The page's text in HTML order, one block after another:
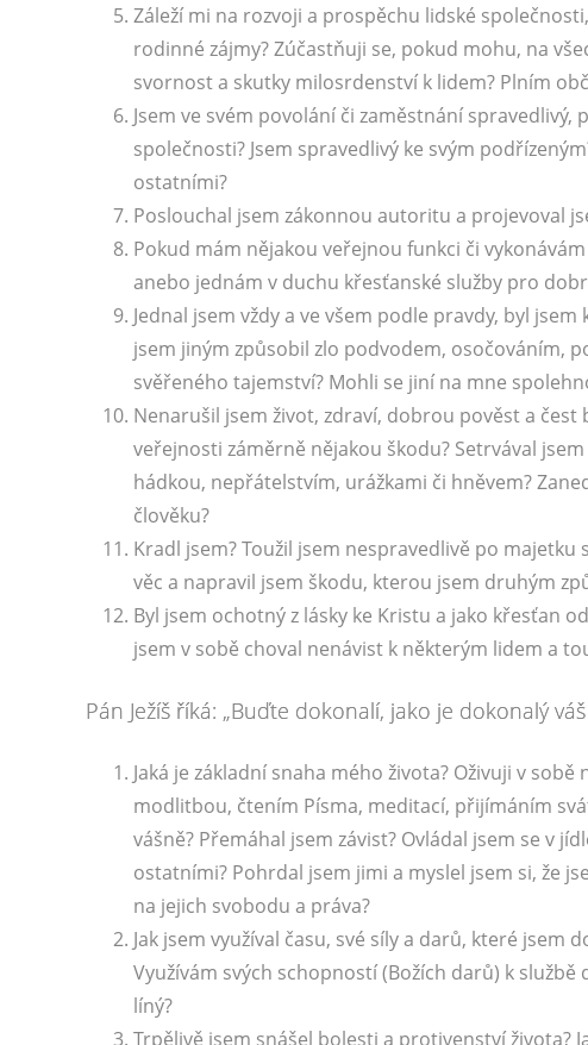
Záleží mi na rozvoji a prospěchu lidské
rodinné zájmy? Zúčastňuji se, pokud mohu, na
svornost a skutky milosrdenství k lidem? Plním
Jsem ve svém povolání či zaměstnání
společnosti? Jsem spravedlivý ke svým
ostatními?
Poslouchal jsem zákonnou autoritu a projevoval
Pokud mám nějakou veřejnou funkci či
anebo jednám v duchu křesťanské služby pro
Jednal jsem vždy a ve všem podle pravdy, byl
jsem jiným způsobil zlo podvodem, osočováním,
svěřeného tajemství? Mohli se jiní na mne
Nenarušil jsem život, zdraví, dobrou pověst a
veřejnosti záměrně nějakou škodu? Setrvával
hádkou, nepřátelstvím, urážkami či hněvem?
člověku?
Kradl jsem? Toužil jsem nespravedlivě po
věc a napravil jsem škodu, kterou jsem druhým
Byl jsem ochotný z lásky ke Kristu a jako křesťan
jsem v sobě choval nenávist k některým lidem a
Pán Ježíš říká: „Buďte dokonalí, jako je dokonalý
Jaká je základní snaha mého života? Oživuji v
modlitbou, čtením Písma, meditací, přijímáním
vášně? Přemáhal jsem závist? Ovládal jsem se v
ostatními? Pohrdal jsem jimi a myslel jsem si, že
na jejich svobodu a práva?
Jak jsem využíval času, své síly a darů, které jsem
Využívám svých schopností (Božích darů) k
líný?
Trpělivě jsem snášel bolesti a protivenství života?